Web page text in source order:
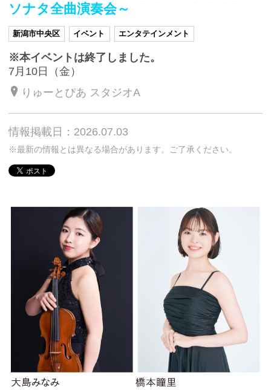
ソナタ全曲演奏会～
新潟市中央区 イベント エンタテインメント
※本イベントは終了しました。
7月10日（金）
りゅーとぴあ スタジオA
情報掲載日：2026.07.03
※最新の情報とは異なる場合があります。ご了承ください。